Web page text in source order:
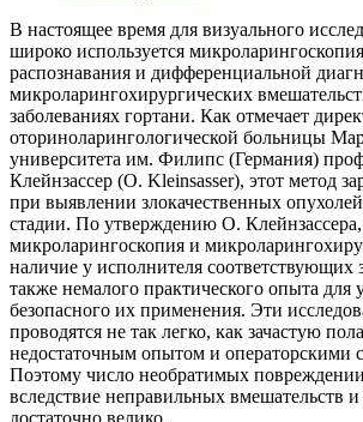
В настоящее время для визуального
широко используется
распознавания и дифференциальной
микроларингохирургических
заболеваниях гортани. Как отмечает
оториноларингологической больницы
университета им. Филипс (Германия)
Клейнзассер (O. Kleinsasser), этот метод
при выявлении злокачественных
стадии. По утверждению О. Клейнзассера,
микроларингоскопия и
наличие у исполнителя соответствующих
также немалого практического опыта для
безопасного их применения. Эти
проводятся не так легко, как зачастую
недостаточным опытом и операторскими
Поэтому число необратимых
вследствие неправильных вмешательств
достаточно велико.